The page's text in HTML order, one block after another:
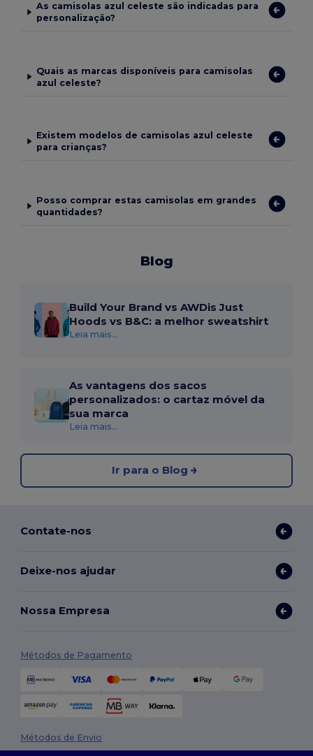
As camisolas azul celeste são indicadas para
personalização?
Quais as marcas disponíveis para camisolas
azul celeste?
Existem modelos de camisolas azul celeste
para crianças?
Posso comprar estas camisolas em grandes
quantidades?
Blog
Build Your Brand vs AWDis Just
Hoods vs B&C: a melhor sweatshirt
Leia mais...
As vantagens dos sacos
personalizados: o cartaz móvel da
sua marca
Leia mais...
Ir para o Blog
Contate-nos
Deixe-nos ajudar
Nossa Empresa
Métodos de Pagamento
Métodos de Envio